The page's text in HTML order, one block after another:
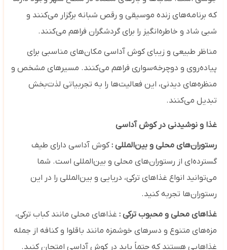
که برنامه‌های زنده موسیقی و رقص شبانه برگزار می‌کنند و
شبی شاد و خاطره‌انگیز را برای گردشگران فراهم می‌کنند.
مناظر طبیعی و زیبای کوش آداسی مکان‌های مناسبی برای
پیاده‌روی و دوچرخه‌سواری فراهم می‌کنند. مسیرهای مشخص و
منظره‌های دیدنی، این فعالیت‌ها را به تجربیاتی لذت‌بخش
تبدیل می‌کنند.
غذا و نوشیدنی در کوش آداسی
رستوران‌های محلی و بین‌المللی :کوش آداسی دارای طیف
گسترده‌ای از رستوران‌های محلی و بین‌المللی است. شما
می‌توانید انواع غذاهای ترکی، دریایی و بین‌المللی را در این
رستوران‌ها تجربه کنید.
غذاهای محلی و محبوب ترکی :غذاهای محلی مانند کباب ترکی،
مزه‌های متنوع و دسرهای خوشمزه مانند باقلوا و کنافه از جمله
غذاهایی هستند که حتماً باید در کوش آداسی امتحان کنید.